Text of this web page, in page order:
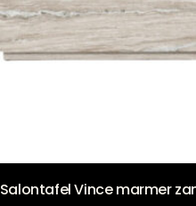
Salontafel Vince marmer